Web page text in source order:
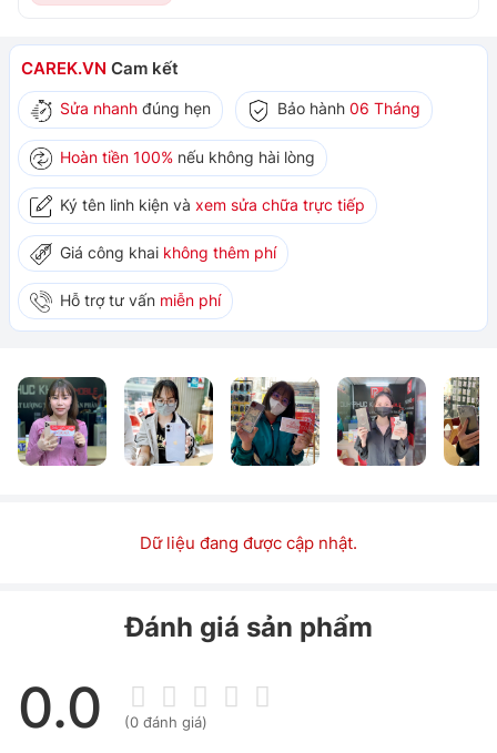
CAREK.VN Cam kết
Sửa nhanh đúng hẹn Bảo hành 06 Tháng
Hoàn tiền 100% nếu không hài lòng
Ký tên linh kiện và xem sửa chữa trực tiếp
Giá công khai không thêm phí
Hỗ trợ tư vấn miễn phí
Dữ liệu đang được cập nhật.
Đánh giá sản phẩm
0.0 (0 đánh giá)